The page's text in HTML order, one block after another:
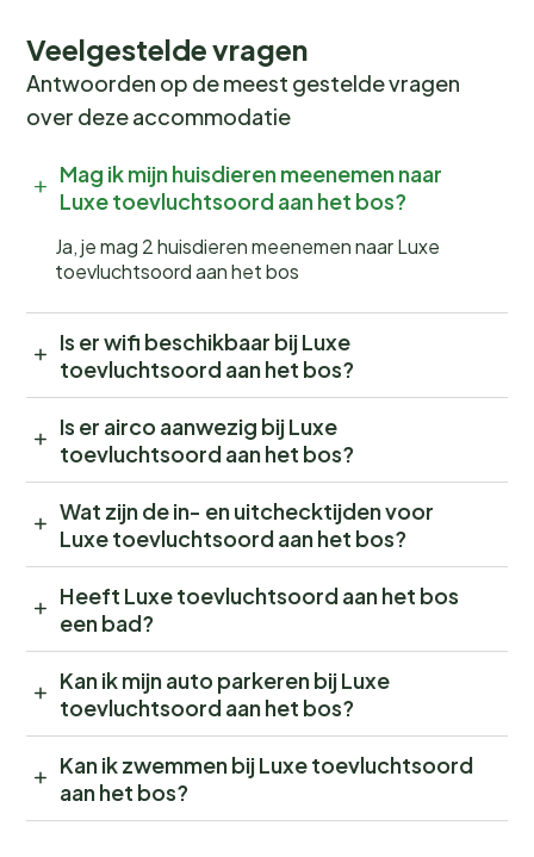
Veelgestelde vragen
Antwoorden op de meest gestelde vragen
over deze accommodatie
Mag ik mijn huisdieren meenemen naar
Luxe toevluchtsoord aan het bos?
Ja, je mag 2 huisdieren meenemen naar Luxe
toevluchtsoord aan het bos
Is er wifi beschikbaar bij Luxe
toevluchtsoord aan het bos?
Is er airco aanwezig bij Luxe
toevluchtsoord aan het bos?
Wat zijn de in- en uitchecktijden voor
Luxe toevluchtsoord aan het bos?
Heeft Luxe toevluchtsoord aan het bos
een bad?
Kan ik mijn auto parkeren bij Luxe
toevluchtsoord aan het bos?
Kan ik zwemmen bij Luxe toevluchtsoord
aan het bos?